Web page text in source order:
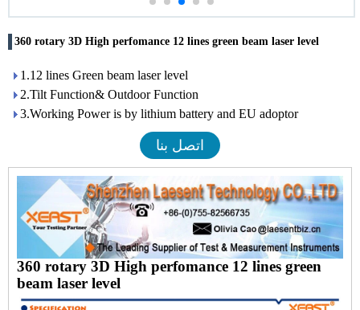
360 rotary 3D High perfomance 12 lines green beam laser level
1.12 lines Green beam laser level
2.Tilt Function& Outdoor Function
3.Working Power is by lithium battery and EU adoptor
اتصل بنا
360 rotary 3D High perfomance 12 lines green
beam laser level